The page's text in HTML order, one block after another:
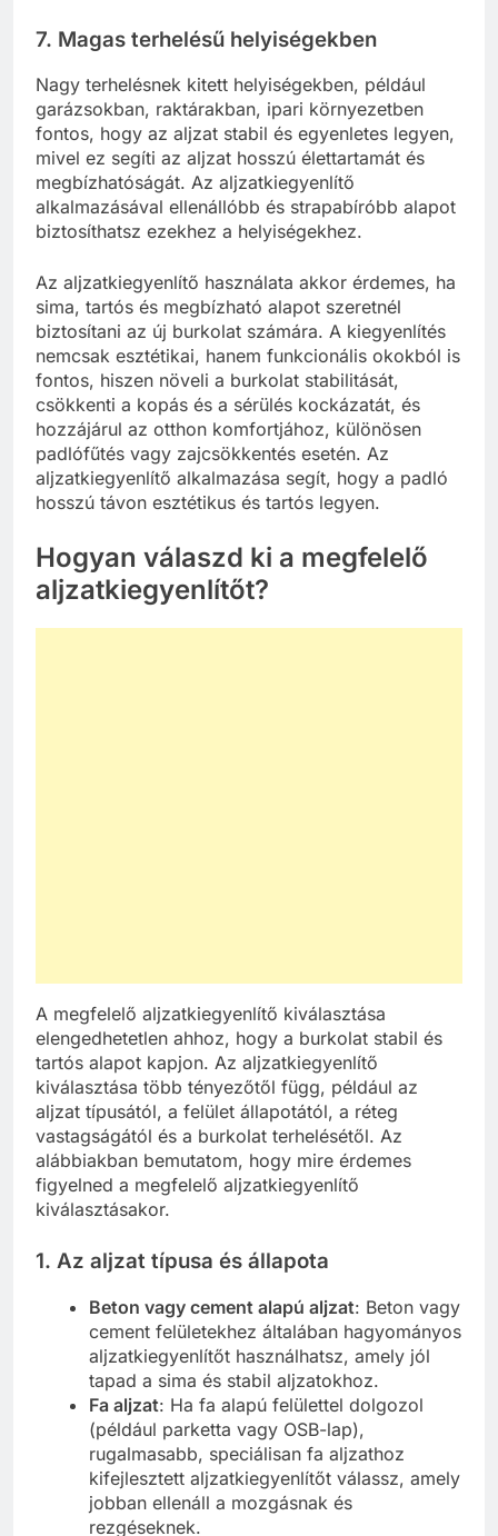
7. Magas terhelésű helyiségekben
Nagy terhelésnek kitett helyiségekben, például
garázsokban, raktárakban, ipari környezetben
fontos, hogy az aljzat stabil és egyenletes legyen,
mivel ez segíti az aljzat hosszú élettartamát és
megbízhatóságát. Az aljzatkiegyenlítő
alkalmazásával ellenállóbb és strapabíróbb alapot
biztosíthatsz ezekhez a helyiségekhez.
Az aljzatkiegyenlítő használata akkor érdemes, ha
sima, tartós és megbízható alapot szeretnél
biztosítani az új burkolat számára. A kiegyenlítés
nemcsak esztétikai, hanem funkcionális okokból is
fontos, hiszen növeli a burkolat stabilitását,
csökkenti a kopás és a sérülés kockázatát, és
hozzájárul az otthon komfortjához, különösen
padlófűtés vagy zajcsökkentés esetén. Az
aljzatkiegyenlítő alkalmazása segít, hogy a padló
hosszú távon esztétikus és tartós legyen.
Hogyan válaszd ki a megfelelő
aljzatkiegyenlítőt?
A megfelelő aljzatkiegyenlítő kiválasztása
elengedhetetlen ahhoz, hogy a burkolat stabil és
tartós alapot kapjon. Az aljzatkiegyenlítő
kiválasztása több tényezőtől függ, például az
aljzat típusától, a felület állapotától, a réteg
vastagságától és a burkolat terhelésétől. Az
alábbiakban bemutatom, hogy mire érdemes
figyelned a megfelelő aljzatkiegyenlítő
kiválasztásakor.
1. Az aljzat típusa és állapota
Beton vagy cement alapú aljzat: Beton vagy
cement felületekhez általában hagyományos
aljzatkiegyenlítőt használhatsz, amely jól
tapad a sima és stabil aljzatokhoz.
Fa aljzat: Ha fa alapú felülettel dolgozol
(például parketta vagy OSB-lap),
rugalmasabb, speciálisan fa aljzathoz
kifejlesztett aljzatkiegyenlítőt válassz, amely
jobban ellenáll a mozgásnak és
rezgéseknek.